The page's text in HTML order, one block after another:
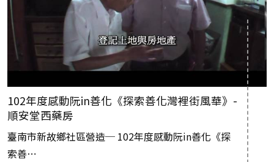
102年度感動阮in善化《探索善化灣裡街風華》-
順安堂西藥房
臺南市新故鄉社區營造─ 102年度感動阮in善化《探
索善⋯